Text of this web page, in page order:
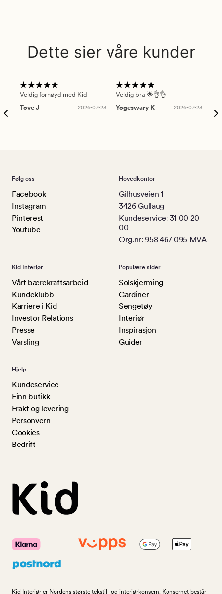
Dette sier våre kunder
Veldig fornøyd med Kid
Tove J
2026-07-23
Veldig bra 🌟👌👌
Yogeswary K
2026-07-23
Følg oss
Facebook
Instagram
Pinterest
Youtube
Hovedkontor
Gilhusveien 1
3426 Gullaug
Kundeservice: 31 00 20
00
Org.nr: 958 467 095 MVA
Kid Interiør
Vårt bærekraftsarbeid
Kundeklubb
Karriere i Kid
Investor Relations
Presse
Varsling
Populære sider
Solskjerming
Gardiner
Sengetøy
Interiør
Inspirasjon
Guider
Hjelp
Kundeservice
Finn butikk
Frakt og levering
Personvern
Cookies
Bedrift
Kid Interiør er Nordens største tekstil- og interiørkonsern. Konsernet består